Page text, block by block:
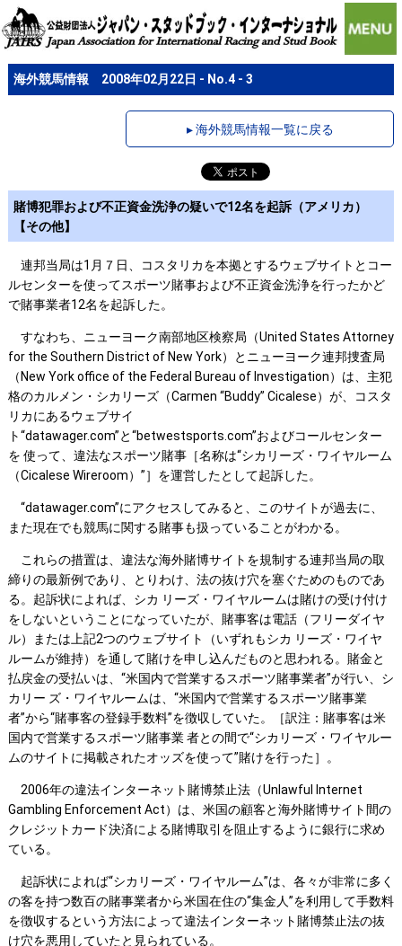
海外競馬情報 2008年02月22日 - No.4 - 3
▸ 海外競馬情報一覧に戻る
賭博犯罪および不正資金洗浄の疑いで12名を起訴（アメリカ）
【その他】
連邦当局は1月７日、コスタリカを本拠とするウェブサイトとコー
ルセンターを使ってスポーツ賭事および不正資金洗浄を行ったかど
で賭事業者12名を起訴した。
すなわち、ニューヨーク南部地区検察局（United States Attorney
for the Southern District of New York）とニューヨーク連邦捜査局
（New York office of the Federal Bureau of Investigation）は、主犯
格のカルメン・シカリーズ（Carmen “Buddy” Cicalese）が、コスタ
リカにあるウェブサイ
ト“datawager.com”と“betwestsports.com”およびコールセンター
を 使って、違法なスポーツ賭事［名称は“シカリーズ・ワイヤルーム
（Cicalese Wireroom）”］を運営したとして起訴した。
“datawager.com”にアクセスしてみると、このサイトが過去に、
また現在でも競馬に関する賭事も扱っていることがわかる。
これらの措置は、違法な海外賭博サイトを規制する連邦当局の取
締りの最新例であり、とりわけ、法の抜け穴を塞ぐためのものであ
る。起訴状によれば、シカ リーズ・ワイヤルームは賭けの受け付け
をしないということになっていたが、賭事客は電話（フリーダイヤ
ル）または上記2つのウェブサイト（いずれもシカ リーズ・ワイヤ
ルームが維持）を通して賭けを申し込んだものと思われる。賭金と
払戻金の受払いは、“米国内で営業するスポーツ賭事業者”が行い、シ
カリー ズ・ワイヤルームは、“米国内で営業するスポーツ賭事業
者”から“賭事客の登録手数料”を徴収していた。［訳注：賭事客は米
国内で営業するスポーツ賭事業 者との間で“シカリーズ・ワイヤルー
ムのサイトに掲載されたオッズを使って”賭けを行った］。
2006年の違法インターネット賭博禁止法（Unlawful Internet
Gambling Enforcement Act）は、米国の顧客と海外賭博サイト間の
クレジットカード決済による賭博取引を阻止するように銀行に求め
ている。
起訴状によれば“シカリーズ・ワイヤルーム”は、各々が非常に多く
の客を持つ数百の賭事業者から米国在住の“集金人”を利用して手数料
を徴収するという方法によって違法インターネット賭博禁止法の抜
け穴を悪用していたと見られている。